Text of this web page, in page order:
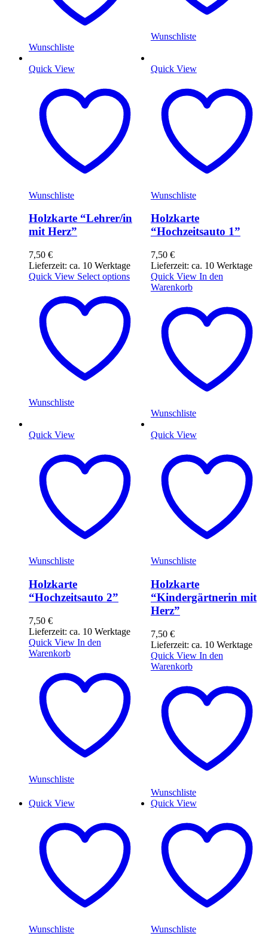
Wunschliste
Wunschliste
Quick View
Wunschliste
Holzkarte “Lehrer/in
mit Herz”
7,50 €
Lieferzeit: ca. 10 Werktage
Quick View Select options
Wunschliste
Quick View
Wunschliste
Holzkarte
“Hochzeitsauto 1”
7,50 €
Lieferzeit: ca. 10 Werktage
Quick View In den
Warenkorb
Wunschliste
Quick View
Wunschliste
Holzkarte
“Hochzeitsauto 2”
7,50 €
Lieferzeit: ca. 10 Werktage
Quick View In den
Warenkorb
Wunschliste
Quick View
Wunschliste
Holzkarte
“Kindergärtnerin mit
Herz”
7,50 €
Lieferzeit: ca. 10 Werktage
Quick View In den
Warenkorb
Wunschliste
Quick View
Wunschliste
Quick View
Wunschliste